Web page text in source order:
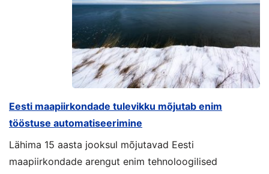
Eesti maapiirkondade tulevikku mõjutab enim
tööstuse automatiseerimine
Lähima 15 aasta jooksul mõjutavad Eesti
maapiirkondade arengut enim tehnoloogilised